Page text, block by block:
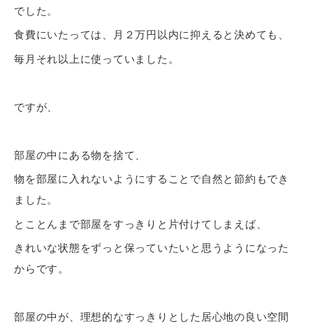
でした。
食費にいたっては、月２万円以内に抑えると決めても、
毎月それ以上に使っていました。
ですが、
部屋の中にある物を捨て、
物を部屋に入れないようにすることで自然と節約もでき
ました。
とことんまで部屋をすっきりと片付けてしまえば、
きれいな状態をずっと保っていたいと思うようになった
からです。
部屋の中が、理想的なすっきりとした居心地の良い空間